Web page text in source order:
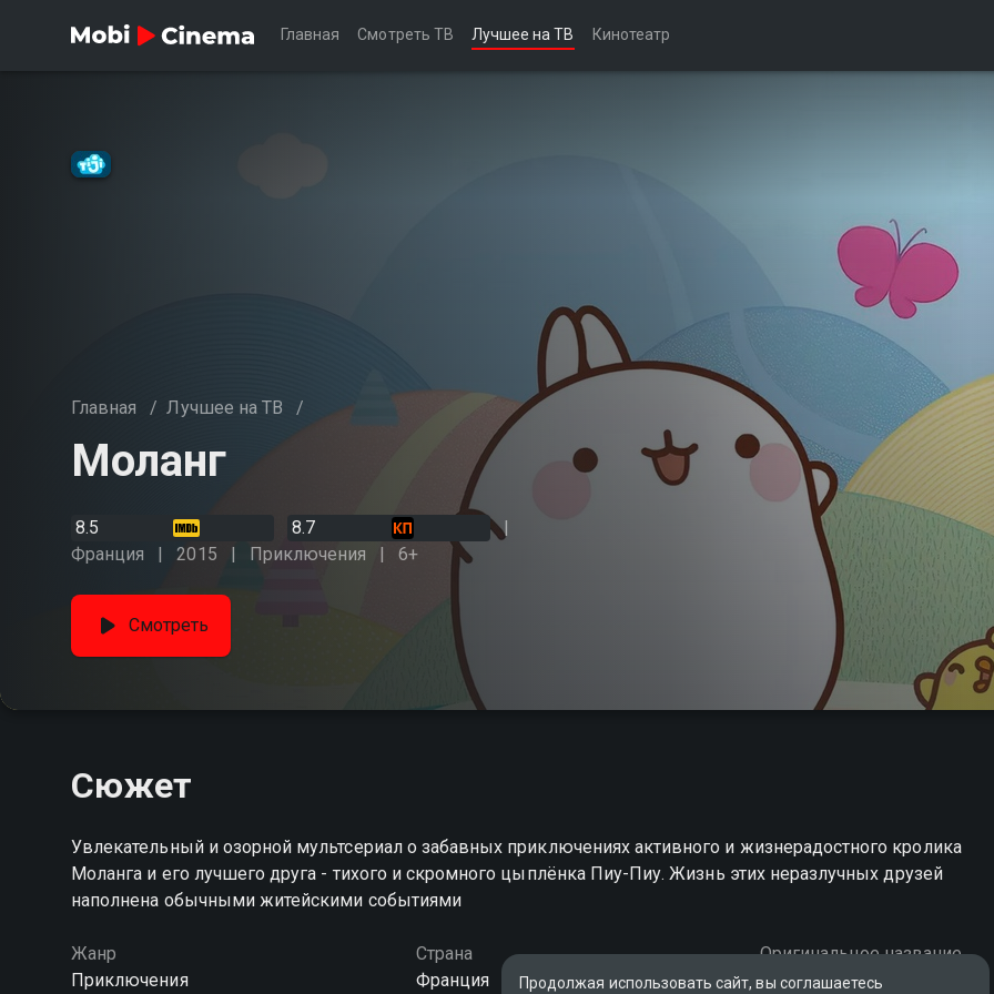
Главная Смотреть ТВ Лучшее на ТВ Кинотеатр
Главная / Лучшее на ТВ /
Моланг
8.5
8.7
Франция
2015 Приключения 6+
Смотреть
Сюжет
Увлекательный и озорной мультсериал о забавных приключениях активного и жизнерадостного кролика
Моланга и его лучшего друга - тихого и скромного цыплёнка Пиу-Пиу. Жизнь этих неразлучных друзей
наполнена обычными житейскими событиями
Жанр
Приключения
Страна
Франция
Оригинальное название
Molang
Продолжая использовать сайт, вы соглашаетесь